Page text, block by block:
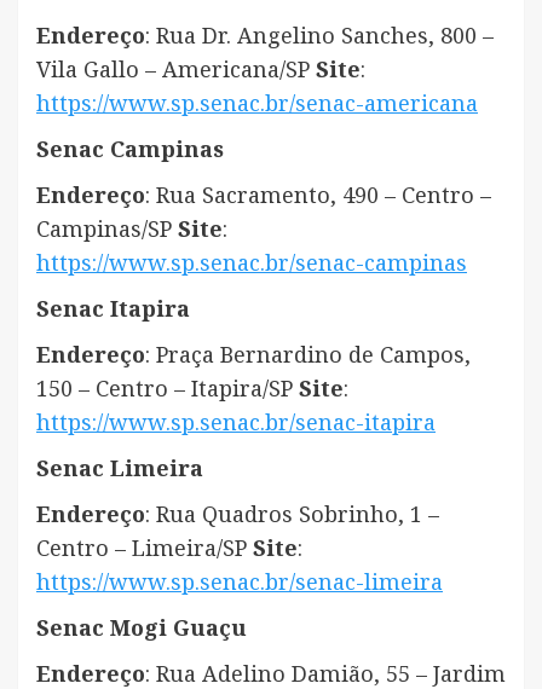
Endereço: Rua Dr. Angelino Sanches, 800 –
Vila Gallo – Americana/SP Site:
https://www.sp.senac.br/senac-americana
Senac Campinas
Endereço: Rua Sacramento, 490 – Centro –
Campinas/SP Site:
https://www.sp.senac.br/senac-campinas
Senac Itapira
Endereço: Praça Bernardino de Campos,
150 – Centro – Itapira/SP Site:
https://www.sp.senac.br/senac-itapira
Senac Limeira
Endereço: Rua Quadros Sobrinho, 1 –
Centro – Limeira/SP Site:
https://www.sp.senac.br/senac-limeira
Senac Mogi Guaçu
Endereço: Rua Adelino Damião, 55 – Jardim